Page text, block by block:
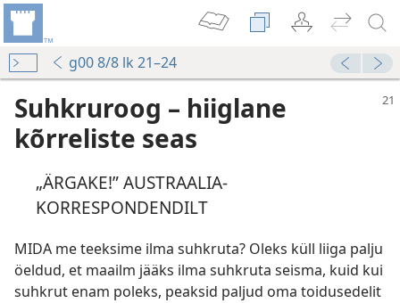
g00 8/8 lk 21–24
Suhkruroog – hiiglane
kõrreliste seas
„ÄRGAKE!” AUSTRAALIA-
KORRESPONDENDILT
MIDA me teeksime ilma suhkruta? Oleks küll liiga palju
öeldud, et maailm jääks ilma suhkruta seisma, kuid kui
suhkrut enam poleks, peaksid paljud oma toidusedelit